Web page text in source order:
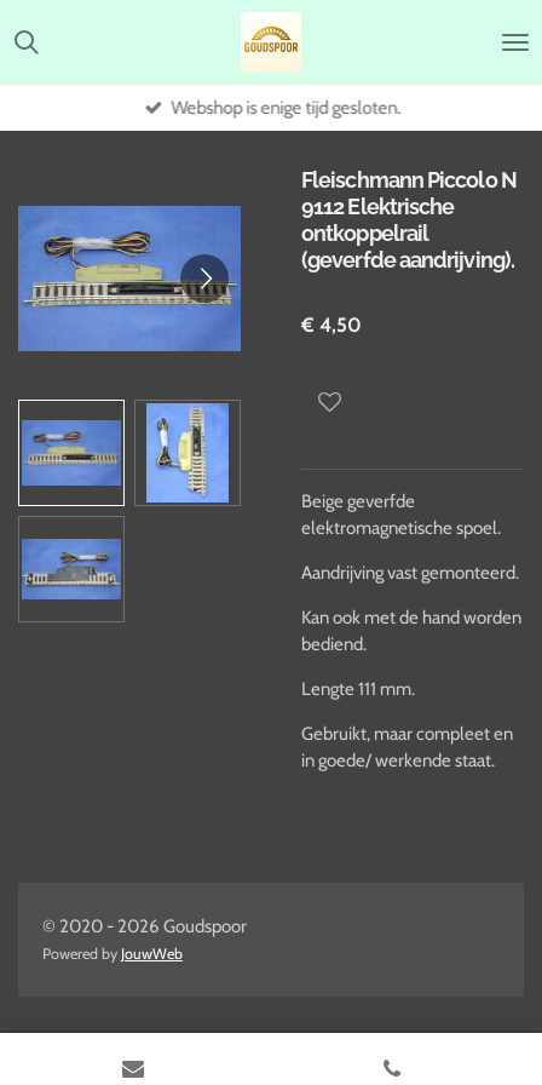
direct
hoofdinhoud
Webshop is enige tijd gesloten.
Fleischmann Piccolo N
9112 Elektrische
ontkoppelrail
(geverfde aandrijving).
€ 4,50
Beige geverfde
elektromagnetische spoel.
Aandrijving vast gemonteerd.
Kan ook met de hand worden
bediend.
Lengte 111 mm.
Gebruikt, maar compleet en
in goede/ werkende staat.
© 2020 - 2026 Goudspoor
Powered by JouwWeb